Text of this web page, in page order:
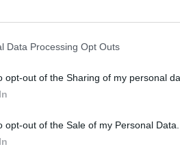
Data Processing Opt Outs
opt-out of the Sharing of my personal
opt-out of the Sale of my Personal Data.
le PSG dans un climat
l’annonce de son départ